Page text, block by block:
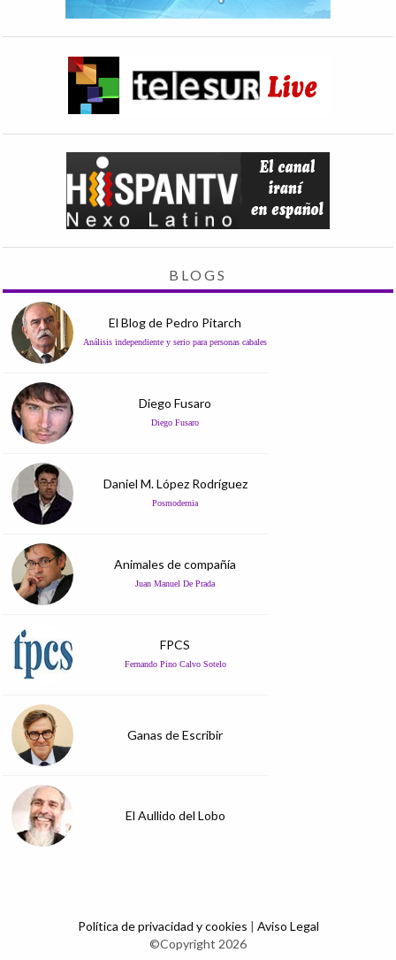
BLOGS
El Blog de Pedro Pitarch
Análisis independiente y serio para personas cabales
Diego Fusaro
Diego Fusaro
Daniel M. López Rodríguez
Posmodernia
Animales de compañía
Juan Manuel De Prada
FPCS
Fernando Pino Calvo Sotelo
Ganas de Escribir
El Aullido del Lobo
Política de privacidad y cookies | Aviso Legal
©Copyright 2026